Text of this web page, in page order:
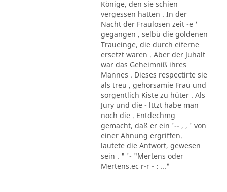
Könige, den sie schien
vergessen hatten . In der
Nacht der Fraulosen zeit -e '
gegangen , selbü die goldenen
Traueinge, die durch eiferne
ersetzt waren . Aber der Juhalt
war das Geheimniß ihres
Mannes . Dieses respectirte sie
als treu , gehorsamie Frau und
sorgentlich Kiste zu hüter . Als
Jury und die - lttzt habe man
noch die . Entdechmg
gemacht, daß er ein '-- , , ' von
einer Ahnung ergriffen.
lautete die Antwort, gewesen
sein . " '- "Mertens oder
Mertens.ec r-r - : ..."